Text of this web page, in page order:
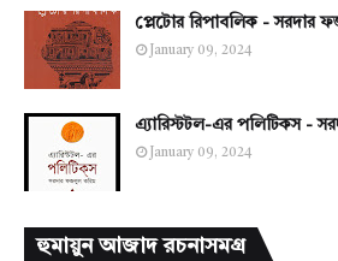
প্লেটোর রিপাবলিক - সরদার
January 09, 2024
এ্যারিস্টটল-এর পলিটিকস -
January 09, 2024
হুমায়ুন আজাদ রচনাসমগ্র